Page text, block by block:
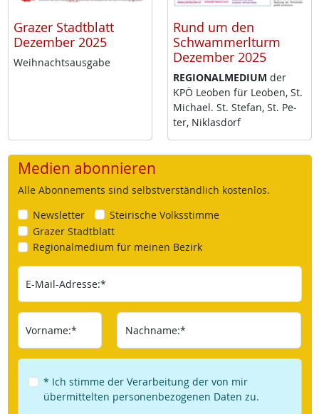
Grazer Stadtblatt
Dezember 2025
Weih­nachts­aus­ga­be
Rund um den
Schwammerlturm
Dezember 2025
RE­GIO­NAL­ME­DI­UM der
KPÖ Leo­ben für Leo­ben, St.
Mi­cha­el. St. Ste­fan, St. Pe­
ter, Niklas­dorf
Medien abonnieren
Alle Abonnements sind selbstverständlich kostenlos.
Newsletter
Steirische Volksstimme
Grazer Stadtblatt
Regionalmedium für meinen Bezirk
E-Mail-Adresse:*
Vorname:* Nachname:*
* Ich stimme der Verarbeitung der von mir
übermittelten personenbezogenen Daten zu.